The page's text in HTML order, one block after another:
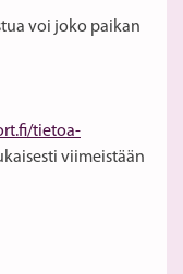
voi joko paikan
tietoa-
viimeistään